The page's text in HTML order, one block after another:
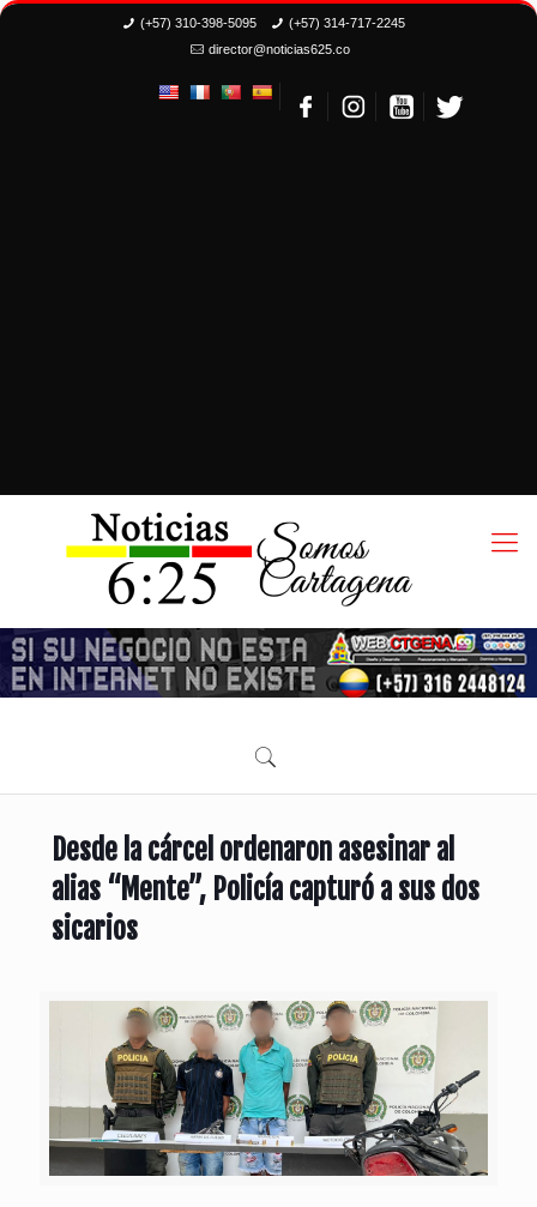
(+57) 310-398-5095
(+57) 314-717-2245
director@noticias625.co
Desde la cárcel ordenaron asesinar al
alias “Mente”, Policía capturó a sus dos
sicarios